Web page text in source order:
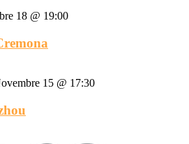
18 @ 19:00
15 @ 17:30